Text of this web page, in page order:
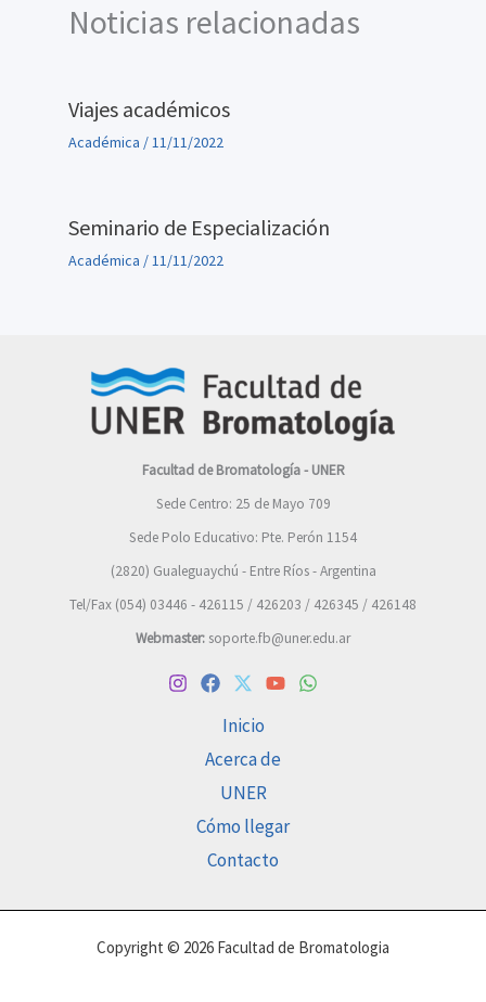
Noticias relacionadas
Viajes académicos
Académica / 11/11/2022
Seminario de Especialización
Académica / 11/11/2022
Facultad de Bromatología - UNER
Sede Centro: 25 de Mayo 709
Sede Polo Educativo: Pte. Perón 1154
(2820) Gualeguaychú - Entre Ríos - Argentina
Tel/Fax (054) 03446 - 426115 / 426203 / 426345 / 426148
Webmaster: soporte.fb@uner.edu.ar
Inicio
Acerca de
UNER
Cómo llegar
Contacto
Copyright © 2026 Facultad de Bromatologia